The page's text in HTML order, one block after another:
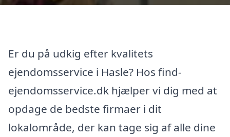
Er du på udkig efter kvalitets
ejendomsservice i Hasle? Hos find-
ejendomsservice.dk hjælper vi dig med at
opdage de bedste firmaer i dit
lokalområde, der kan tage sig af alle dine